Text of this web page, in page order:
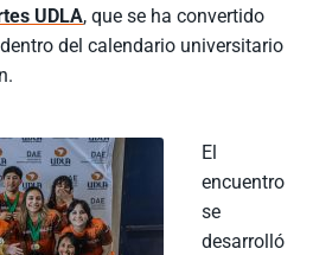
UDLA, que se ha convertido
del calendario universitario
El
encuentro
se
desarrolló